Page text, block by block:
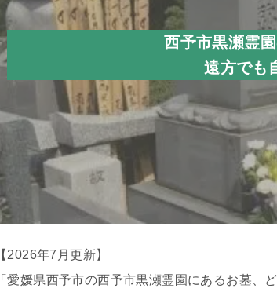
西予市黒瀬霊
遠方でも
【2026年7月更新】
「愛媛県西予市の西予市黒瀬霊園にあるお墓、